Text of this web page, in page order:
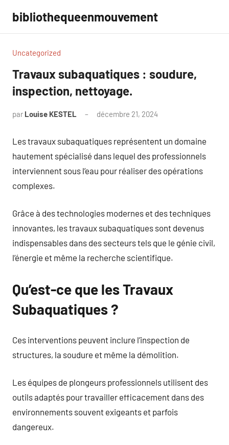
contenu
bibliothequeenmouvement
Uncategorized
Travaux subaquatiques : soudure,
inspection, nettoyage.
par Louise KESTEL décembre 21, 2024
Les travaux subaquatiques représentent un domaine
hautement spécialisé dans lequel des professionnels
interviennent sous l’eau pour réaliser des opérations
complexes.
Grâce à des technologies modernes et des techniques
innovantes, les travaux subaquatiques sont devenus
indispensables dans des secteurs tels que le génie civil,
l’énergie et même la recherche scientifique.
Qu’est-ce que les Travaux
Subaquatiques ?
Ces interventions peuvent inclure l’inspection de
structures, la soudure et même la démolition.
Les équipes de plongeurs professionnels utilisent des
outils adaptés pour travailler efficacement dans des
environnements souvent exigeants et parfois
dangereux.